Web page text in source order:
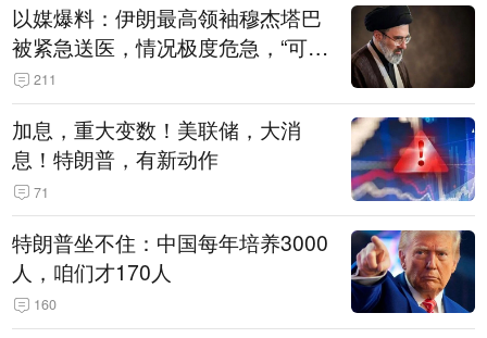
以媒爆料：伊朗最高领袖穆杰塔巴
被紧急送医，情况极度危急，“可能
随时会死去”
211
加息，重大变数！美联储，大消
息！特朗普，有新动作
71
特朗普坐不住：中国每年培养3000
人，咱们才170人
160